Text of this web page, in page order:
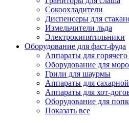
Сокоохладители
Диспенсеры для
Измельчители льда
Электрокипятильники
Оборудование для фаст-фуда
Аппараты для
Оборудование для
Грили для шаурмы
Аппараты для
Аппараты для хот-
Оборудование для
Показать все